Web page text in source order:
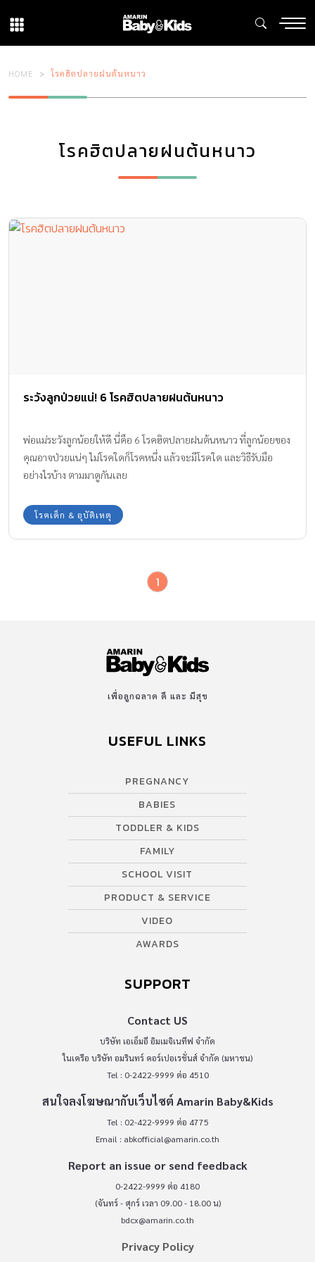
HOME โรคฮิตปลายฝนต้นหนาว
โรคฮิตปลายฝนต้นหนาว
ระวังลูกป่วยแน่! 6 โรคฮิตปลายฝนต้นหนาว
พ่อแม่ระวังลูกน้อยให้ดี นี่คือ 6 โรคฮิตปลายฝนต้นหนาว ที่ลูกน้อยของ
คุณอาจป่วยแน่ๆ ไม่โรคใดก็โรคหนึ่ง แล้วจะมีโรคใด และวิธีรับมือ
อย่างไรบ้าง ตามมาดูกันเลย
โรคเด็ก & อุบัติเหตุ
1
เพื่อลูกฉลาด ดี และ มีสุข
USEFUL LINKS
PREGNANCY
BABIES
TODDLER & KIDS
FAMILY
SCHOOL VISIT
PRODUCT & SERVICE
VIDEO
AWARDS
SUPPORT
Contact US
บริษัท เอเอ็มอี อิมเมจิเนทีฟ จำกัด
ในเครือ บริษัท อมรินทร์ คอร์เปอเรชั่นส์ จำกัด (มหาชน)
Tel : 0-2422-9999 ต่อ 4510
สนใจลงโฆษณากับเว็บไซต์ Amarin Baby&Kids
Tel : 02-422-9999 ต่อ 4775
Email : abkofficial@amarin.co.th
Report an issue or send feedback
0-2422-9999 ต่อ 4180
(จันทร์ - ศุกร์ เวลา 09.00 - 18.00 น)
bdcx@amarin.co.th
Privacy Policy